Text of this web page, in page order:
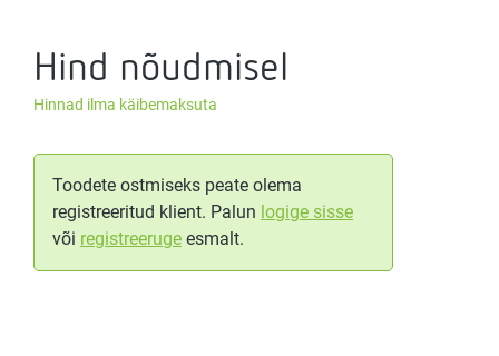
Hind nõudmisel
Hinnad ilma käibemaksuta
Toodete ostmiseks peate olema
registreeritud klient. Palun logige sisse
või registreeruge esmalt.